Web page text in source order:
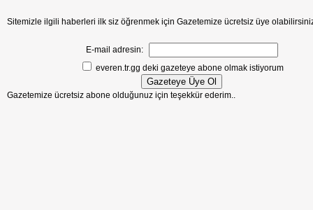
Sitemizle ilgili haberleri ilk siz öğrenmek için Gazetemize ücretsiz üye
E-mail adresin:
everen.tr.gg deki gazeteye abone olmak istiyorum
Gazetemize ücretsiz abone olduğunuz için teşekkür ederim..